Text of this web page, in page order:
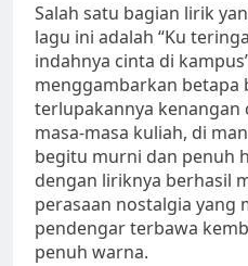
Salah satu bagian lirik
lagu ini adalah “Ku
indahnya cinta di
menggambarkan betapa
terlupakannya kenangan
masa-masa kuliah, di
begitu murni dan penuh
dengan liriknya berhasil
perasaan nostalgia yang
pendengar terbawa
penuh warna.